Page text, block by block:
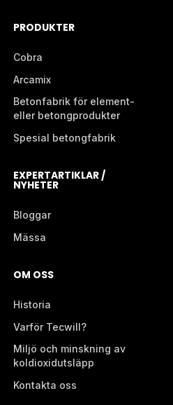
PRODUKTER
Cobra
Arcamix
Betonfabrik för element-
eller betongprodukter
Spesial betongfabrik
EXPERTARTIKLAR /
NYHETER
Bloggar
Mässa
OM OSS
Historia
Varför Tecwill?
Miljö och minskning av
koldioxidutsläpp
Kontakta oss